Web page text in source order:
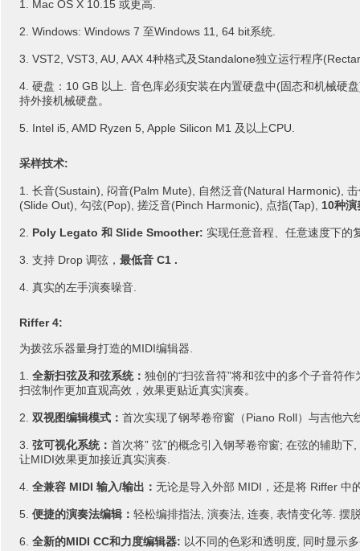
Mac OS X 10.15 或更高.
Windows: Windows 7 至Windows 11, 64 bit系统.
VST2, VST3, AU, AAX 4种格式及Standalone独立运行程序
硬盘：10 GB 以上. 音色库必须安装在内置硬盘中(固态和机械硬
持外接机械硬盘。
Intel i5, AMD Ryzen 5, Apple Silicon M1 及以上CPU.
采样技术:
长音(Sustain), 闷音(Palm Mute), 自然泛音(Natural Harmonic),
(Slide Out), 勾弦(Pop), 搓泛音(Pinch Harmonic), 点指(Tap), 10种演
Poly Legato 和 Slide Smoother: 实现任意音程、任意速度下的
支持 Drop 调弦， 最低音 C1 .
真实的左手演奏噪音.
Riffer 4:
为拨弦乐器量身打造的MIDI编辑器.
全新扫弦及和弦系统： 独创的“扫弦音符”将和弦中的多个子音符
扫弦制作更加直观高效，效果更贴近真实演奏。
双视图编辑模式： 首次实现了钢琴卷帘窗（Piano Roll）与吉他
弦可视化系统： 首次将” 弦”的概念引入钢琴卷帘窗; 在弦的辅助
让MIDI效果更加接近真实演奏.
全兼容 MIDI 输入/输出： 无论是导入外部 MIDI，还是将 Riffer 中
便捷的演奏法编辑： 轻松编排指法, 演奏法, 连奏, 表情变化等. 摆
全新的MIDI CC和力度编辑器: 以不同的色彩和透明度, 同时显示